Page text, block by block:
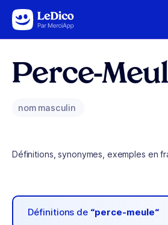
Aller au contenu
Perce-
nom masculin
Définitions, synonymes, exemples en
Définitions de “perce-meule“